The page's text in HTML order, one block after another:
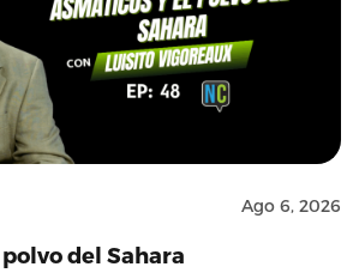
Ago 6, 2026
del Sahara